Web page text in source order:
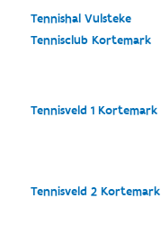
Tennishal Vulsteke
Tennisclub Kortemark
Tennisveld 1 Kortemark
Tennisveld 2 Kortemark